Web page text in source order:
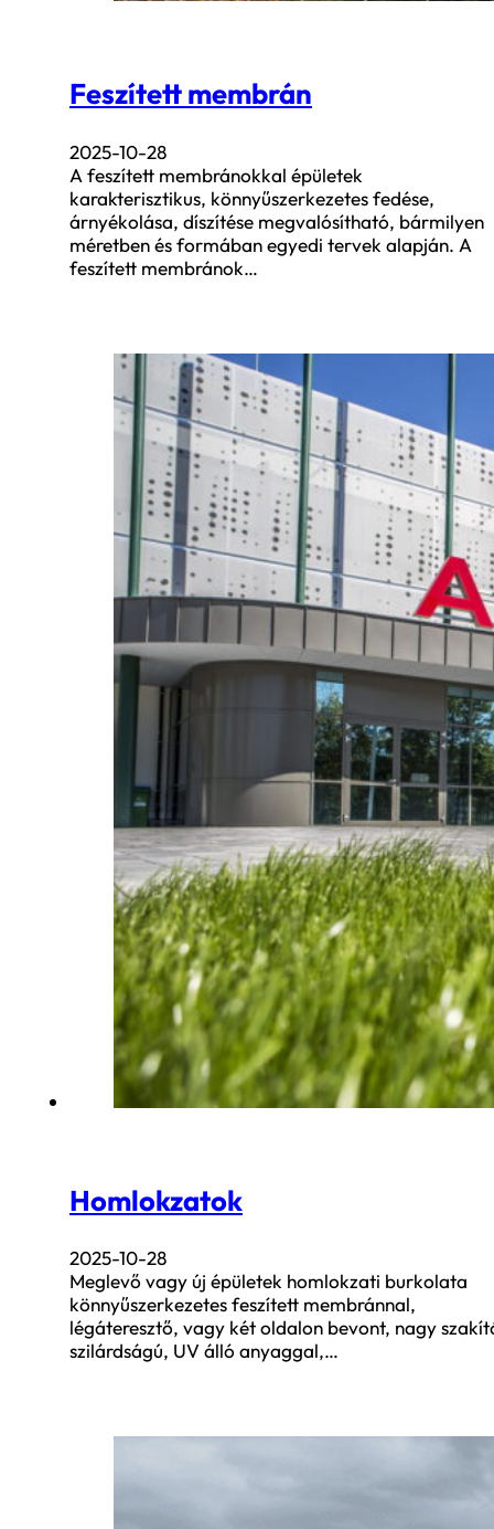
Feszített membrán
2025-10-28
A feszített membránokkal épületek
karakterisztikus, könnyűszerkezetes fedése,
árnyékolása, díszítése megvalósítható, bármilyen
méretben és formában egyedi tervek alapján. A
feszített membránok…
Homlokzatok
2025-10-28
Meglevő vagy új épületek homlokzati burkolata
könnyűszerkezetes feszített membránnal,
légáteresztő, vagy két oldalon bevont, nagy
szilárdságú, UV álló anyaggal,…